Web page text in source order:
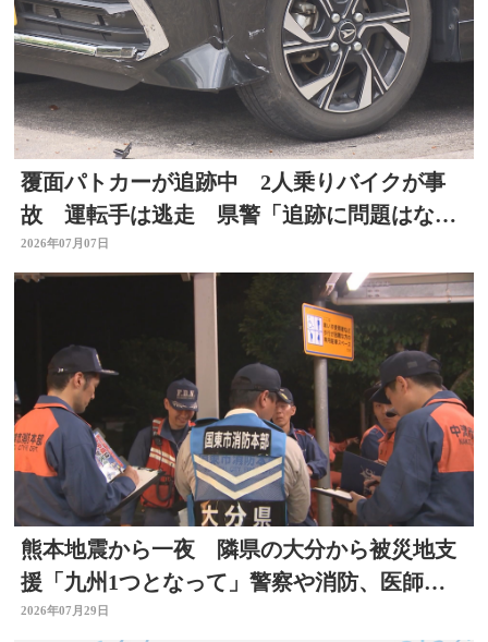
覆面パトカーが追跡中 2人乗りバイクが事
故 運転手は逃走 県警「追跡に問題はな
い」大分
2026年07月07日
熊本地震から一夜 隣県の大分から被災地支
援「九州1つとなって」警察や消防、医師、
看護師、水道局など
2026年07月29日